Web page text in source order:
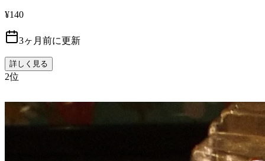
¥140
3ヶ月前に更新
詳しく見る
2位